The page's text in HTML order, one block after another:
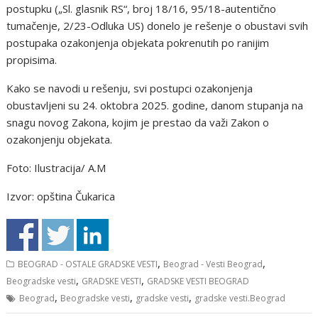
postupku („Sl. glasnik RS“, broj 18/16, 95/18-autentično
tumačenje, 2/23-Odluka US) donelo je rešenje o obustavi svih
postupaka ozakonjenja objekata pokrenutih po ranijim
propisima.
Kako se navodi u rešenju, svi postupci ozakonjenja
obustavljeni su 24. oktobra 2025. godine, danom stupanja na
snagu novog Zakona, kojim je prestao da važi Zakon o
ozakonjenju objekata.
Foto: Ilustracija/ A.M
Izvor: opština Čukarica
BEOGRAD - OSTALE GRADSKE VESTI, Beograd - Vesti Beograd,
Beogradske vesti, GRADSKE VESTI, GRADSKE VESTI BEOGRAD
Beograd, Beogradske vesti, gradske vesti, gradske vesti.Beograd